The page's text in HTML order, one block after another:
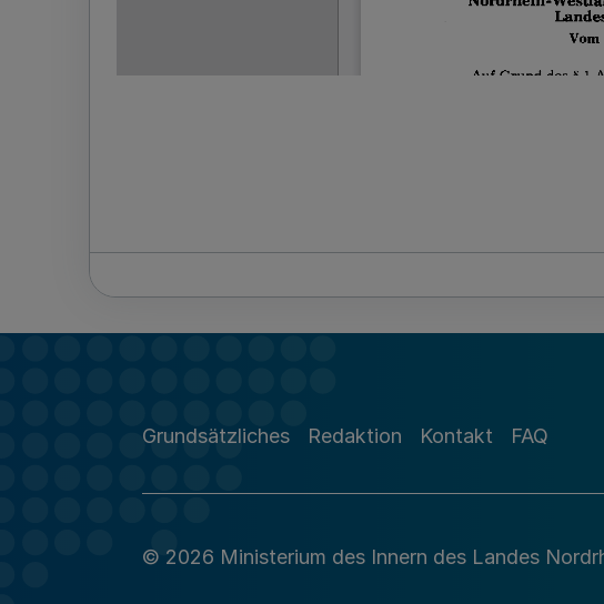
Grundsätzliches Redaktion Kontakt FAQ
© 2026 Ministerium des Innern des Landes